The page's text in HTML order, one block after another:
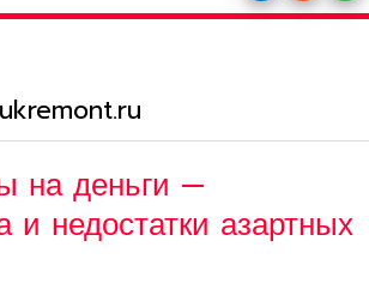
на деньги —
и недостатки азартных